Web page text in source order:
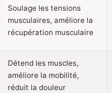
Soulage les tensions
musculaires, améliore la
récupération musculaire
Détend les muscles,
améliore la mobilité,
réduit la douleur